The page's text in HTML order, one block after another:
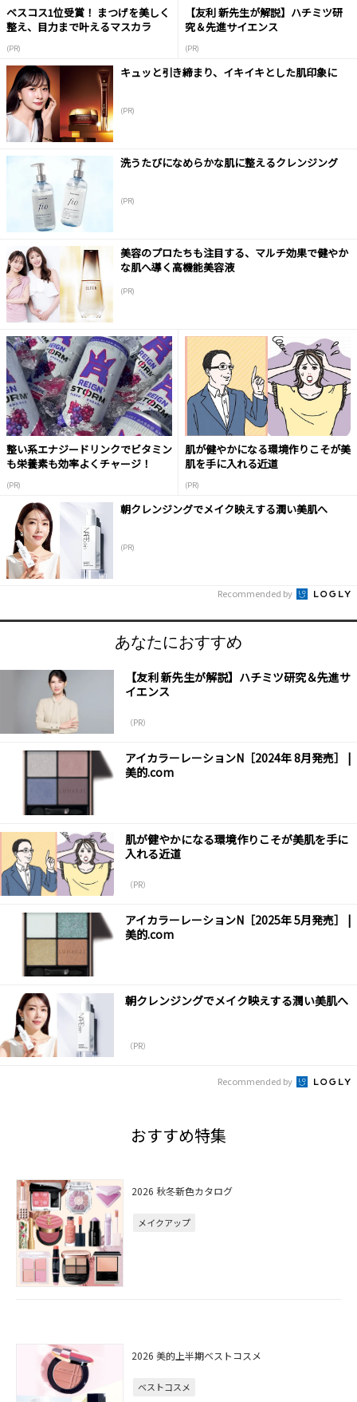
ベスコス1位受賞！ まつげを美しく
整え、目力まで叶えるマスカラ
(PR)
【友利 新先生が解説】ハチミツ研
究＆先進サイエンス
(PR)
キュッと引き締まり、イキイキとした肌印象に
(PR)
洗うたびになめらかな肌に整えるクレンジング
(PR)
美容のプロたちも注目する、マルチ効果で健やか
な肌へ導く高機能美容液
(PR)
整い系エナジードリンクでビタミン
も栄養素も効率よくチャージ！
(PR)
肌が健やかになる環境作りこそが美
肌を手に入れる近道
(PR)
朝クレンジングでメイク映えする潤い美肌へ
(PR)
Recommended by
あなたにおすすめ
【友利 新先生が解説】ハチミツ研究＆先進サ
イエンス
（PR）
アイカラーレーションN［2024年 8月発売］ |
美的.com
肌が健やかになる環境作りこそが美肌を手に
入れる近道
（PR）
アイカラーレーションN［2025年 5月発売］ |
美的.com
朝クレンジングでメイク映えする潤い美肌へ
（PR）
Recommended by
おすすめ特集
2026 秋冬新色カタログ
メイクアップ
2026 美的上半期ベストコスメ
ベストコスメ